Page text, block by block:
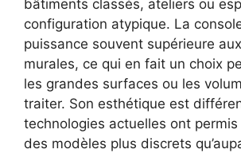
bâtiments classés, ateliers ou
configuration atypique. La
puissance souvent supérieure
murales, ce qui en fait un choix
les grandes surfaces ou les
traiter. Son esthétique est
technologies actuelles ont
des modèles plus discrets